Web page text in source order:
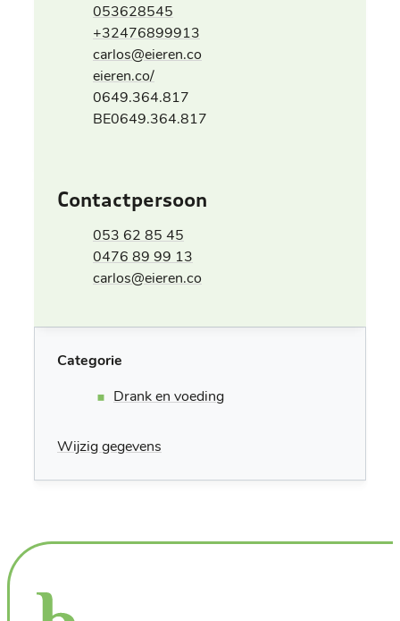
053628545
+32476899913
E-mailcarlos@eieren.co
Websiteeieren.co/
Ondernemingsnummer
0649.364.817
BTW nr.BE0649.364.817
Contactpersoon
053 62 85 45
0476 89 99 13
E-mailcarlos@eieren.co
Categorie
Drank en voeding
Wijzig gegevens